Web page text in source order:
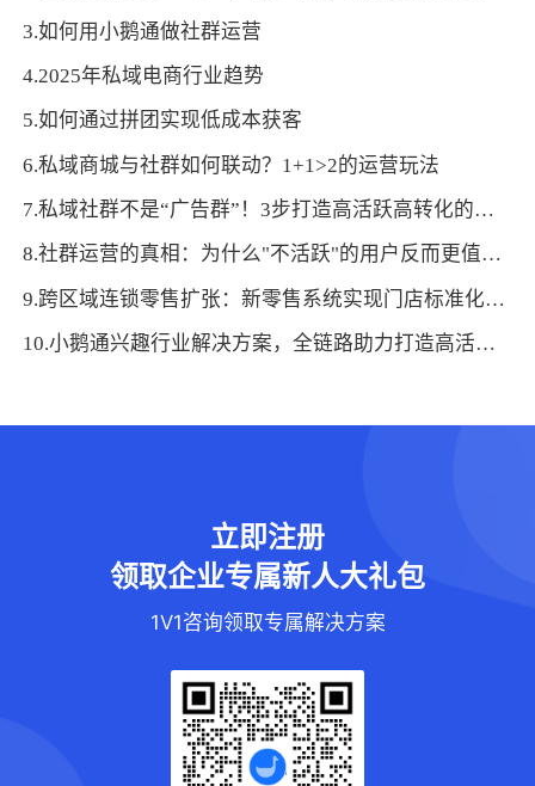
3.如何用小鹅通做社群运营
4.2025年私域电商行业趋势
5.如何通过拼团实现低成本获客
6.私域商城与社群如何联动？1+1>2的运营玩法
7.私域社群不是“广告群”！3步打造高活跃高转化的垂直社群
8.社群运营的真相：为什么"不活跃"的用户反而更值钱？
9.跨区域连锁零售扩张：新零售系统实现门店标准化运营与本地化适配的路径
10.小鹅通兴趣行业解决方案，全链路助力打造高活跃用户生态！
立即注册
领取企业专属新人大礼包
1V1咨询领取专属解决方案